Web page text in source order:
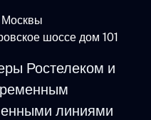
шоссе дом 101
Ростелеком и
линиями